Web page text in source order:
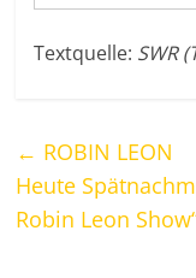
Textquelle: SWR
← ROBIN LEON
Heute
Robin Leon